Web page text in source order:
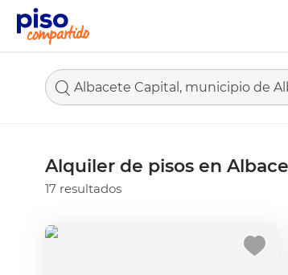
Alquiler de pisos en
17 resultados